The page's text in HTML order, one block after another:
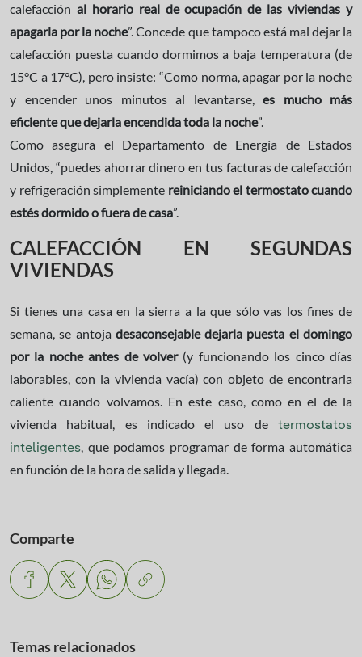
calefacción al horario real de ocupación de las viviendas y
apagarla por la noche”. Concede que tampoco está mal dejar la
calefacción puesta cuando dormimos a baja temperatura (de
15°C a 17°C), pero insiste: “Como norma, apagar por la noche
y encender unos minutos al levantarse, es mucho más
eficiente que dejarla encendida toda la noche”.
Como asegura el Departamento de Energía de Estados
Unidos, “puedes ahorrar dinero en tus facturas de calefacción
y refrigeración simplemente reiniciando el termostato cuando
estés dormido o fuera de casa”.
CALEFACCIÓN EN SEGUNDAS
VIVIENDAS
Si tienes una casa en la sierra a la que sólo vas los fines de
semana, se antoja desaconsejable dejarla puesta el domingo
por la noche antes de volver(y funcionando los cinco días
laborables, con la vivienda vacía) con objeto de encontrarla
caliente cuando volvamos. En este caso, como en el de la
vivienda habitual, es indicado el uso de termostatos
inteligentes, que podamos programar de forma automática
en función de la hora de salida y llegada.
Comparte
Temas relacionados